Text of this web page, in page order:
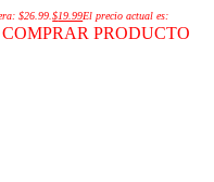
$26.99.$19.99El precio actual es:
COMPRAR PRODUCTO